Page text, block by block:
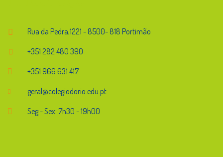
Rua da Pedra,1221 - 8500- 818 Portimão
+351 282 480 390
+351 966 631 417
geral@colegiodorio.edu.pt
Seg - Sex: 7h30 - 19h00